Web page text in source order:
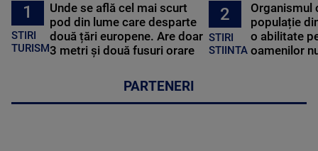
1
STIRI
TURISM
Unde se află cel mai scurt
pod din lume care desparte
două țări europene. Are doar
3 metri și două fusuri orare
2
STIRI
STIINTA
Organismul
populație
o abilitate
oamenilor
PARTENERI